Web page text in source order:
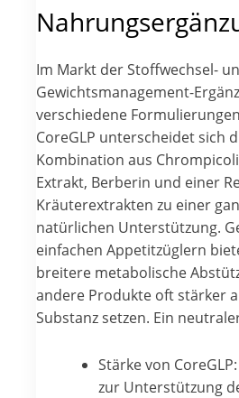
Im Markt der Stoffwechsel-
Gewichtsmanagement-
verschiedene
CoreGLP unterscheidet sich
Kombination aus
Extrakt, Berberin und einer
Kräuterextrakten zu einer
natürlichen Unterstützung.
einfachen Appetitzüglern
breitere metabolische
andere Produkte oft stärker
Substanz setzen. Ein
Stärke von
zur Unterstützung